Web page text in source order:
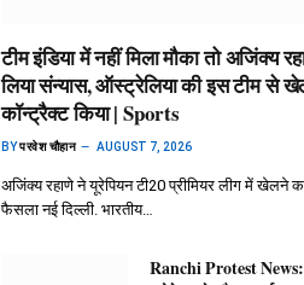
टीम इंडिया में नहीं मिला मौका तो अजिंक्य
लिया संन्यास, ऑस्ट्रेलिया की इस टीम से
कॉन्ट्रैक्ट किया | Sports
BYपरवेश चौहान AUGUST 7, 2026
अजिंक्य रहाणे ने यूरेपियन टी20 प्रीमियर लीग में खेलने
फैसला नई दिल्ली. भारतीय…
Ranchi Protest News: